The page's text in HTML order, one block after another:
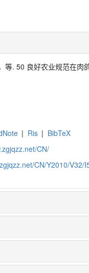
等. 50 良好农业规范在
| Ris | BibTeX
CN/
CN/Y2010/V32/